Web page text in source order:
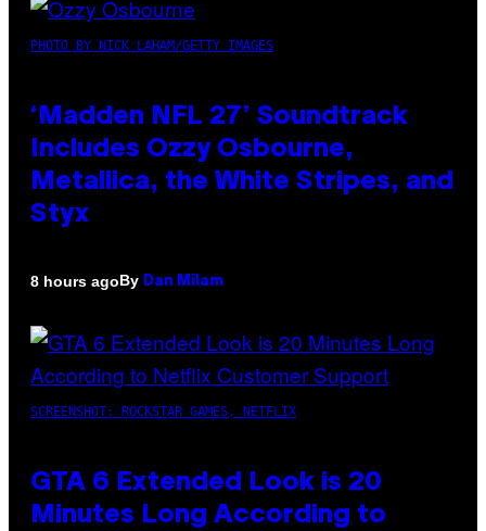
PHOTO BY NICK LAHAM/GETTY IMAGES
‘Madden NFL 27’ Soundtrack
Includes Ozzy Osbourne,
Metallica, the White Stripes, and
Styx
8 hours agoBy Dan Milam
SCREENSHOT: ROCKSTAR GAMES, NETFLIX
GTA 6 Extended Look is 20
Minutes Long According to